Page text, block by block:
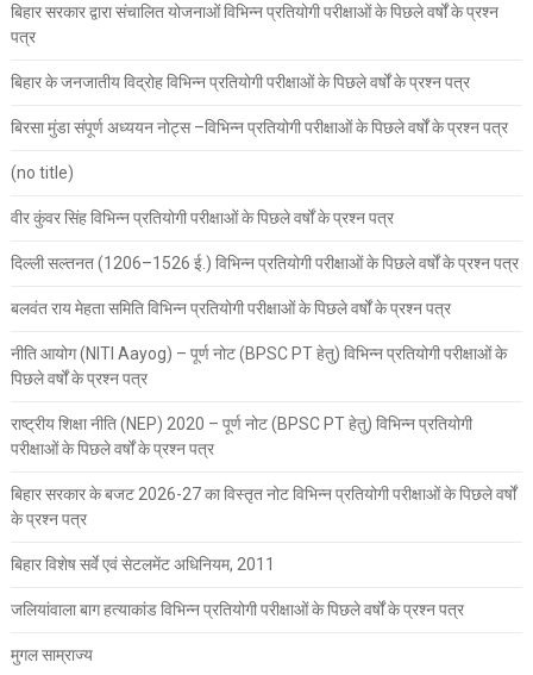
बिहार सरकार द्वारा संचालित योजनाओं विभिन्न प्रतियोगी परीक्षाओं के पिछले वर्षों के प्रश्न
पत्र
बिहार के जनजातीय विद्रोह विभिन्न प्रतियोगी परीक्षाओं के पिछले वर्षों के प्रश्न पत्र
बिरसा मुंडा संपूर्ण अध्ययन नोट्स –विभिन्न प्रतियोगी परीक्षाओं के पिछले वर्षों के प्रश्न पत्र
(no title)
वीर कुंवर सिंह विभिन्न प्रतियोगी परीक्षाओं के पिछले वर्षों के प्रश्न पत्र
दिल्ली सल्तनत (1206–1526 ई.) विभिन्न प्रतियोगी परीक्षाओं के पिछले वर्षों के प्रश्न पत्र
बलवंत राय मेहता समिति विभिन्न प्रतियोगी परीक्षाओं के पिछले वर्षों के प्रश्न पत्र
नीति आयोग (NITI Aayog) – पूर्ण नोट (BPSC PT हेतु) विभिन्न प्रतियोगी परीक्षाओं के
पिछले वर्षों के प्रश्न पत्र
राष्ट्रीय शिक्षा नीति (NEP) 2020 – पूर्ण नोट (BPSC PT हेतु) विभिन्न प्रतियोगी
परीक्षाओं के पिछले वर्षों के प्रश्न पत्र
बिहार सरकार के बजट 2026-27 का विस्तृत नोट विभिन्न प्रतियोगी परीक्षाओं के पिछले वर्षों
के प्रश्न पत्र
बिहार विशेष सर्वे एवं सेटलमेंट अधिनियम, 2011
जलियांवाला बाग हत्याकांड विभिन्न प्रतियोगी परीक्षाओं के पिछले वर्षों के प्रश्न पत्र
मुगल साम्राज्य